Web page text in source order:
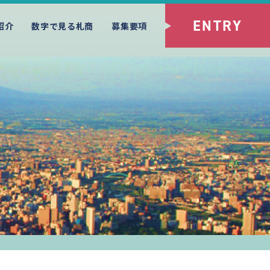
介 数字で見る札商 募集要項 ENTRY